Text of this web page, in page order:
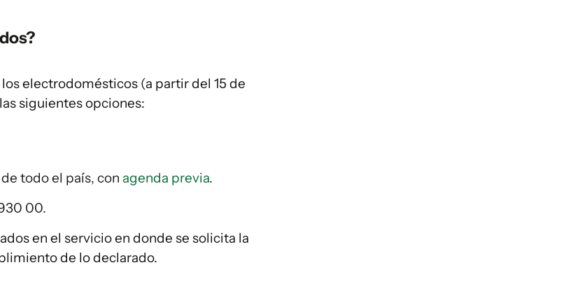
electrodomésticos (a partir del 15 de
siguientes opciones:
todo el país, con agenda previa.
00.
en el servicio en donde se solicita la
de lo declarado.